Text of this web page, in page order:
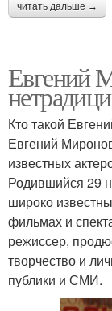
читать дальше →
Евгений
Кто такой
Евгений
известных
Родившийся 29
широко
фильмах и
режиссер,
творчество и
публики и СМИ.